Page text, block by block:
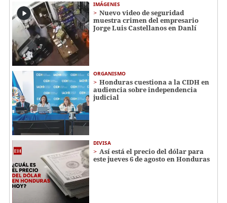
IMÁGENES
Nuevo video de seguridad
muestra crimen del empresario
Jorge Luis Castellanos en Danlí
ORGANISMO
Honduras cuestiona a la CIDH en
audiencia sobre independencia
judicial
DIVISA
Así está el precio del dólar para
este jueves 6 de agosto en Honduras